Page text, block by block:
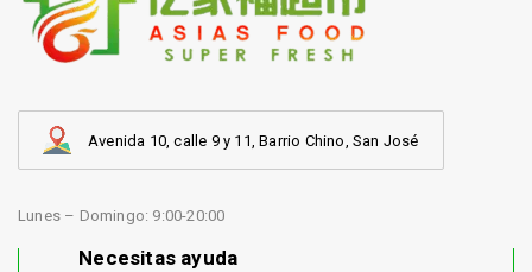
Avenida 10, calle 9 y 11, Barrio Chino, San José
Lunes – Domingo: 9:00-20:00
Necesitas ayuda